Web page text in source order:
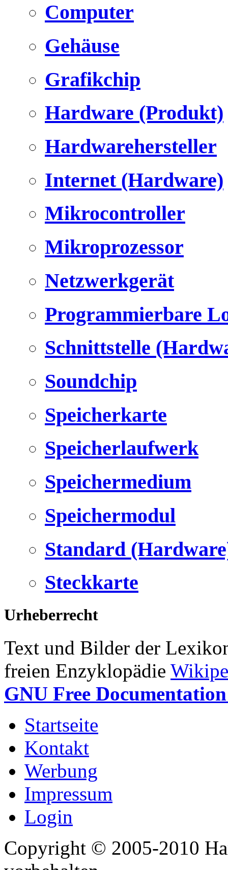
Computer
Gehäuse
Grafikchip
Hardware (Produkt)
Hardwarehersteller
Internet (Hardware)
Mikrocontroller
Mikroprozessor
Netzwerkgerät
Programmierbare
Schnittstelle
Soundchip
Speicherkarte
Speicherlaufwerk
Speichermedium
Speichermodul
Standard
Steckkarte
Urheberrecht
Text und Bilder der
freien Enzyklopädie
GNU Free
Startseite
Kontakt
Werbung
Impressum
Login
Copyright © 2005-2010